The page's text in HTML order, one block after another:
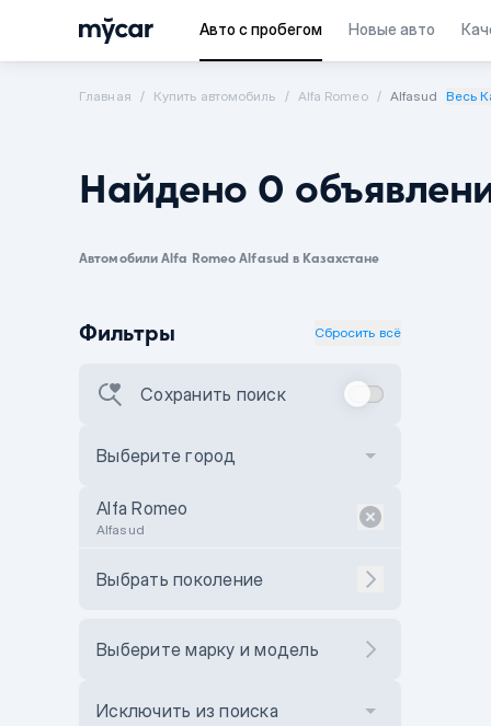
Авто с пробегом Новые авто
Главная Купить автомобиль Alfa Romeo Alfasud Весь
Найдено 0
Автомобили Alfa Romeo Alfasud в Казахстане
Фильтры Сбросить всё
Сохранить поиск
Выберите город
Alfa Romeo
Alfasud
Выбрать поколение
Выберите марку и модель
Исключить из поиска